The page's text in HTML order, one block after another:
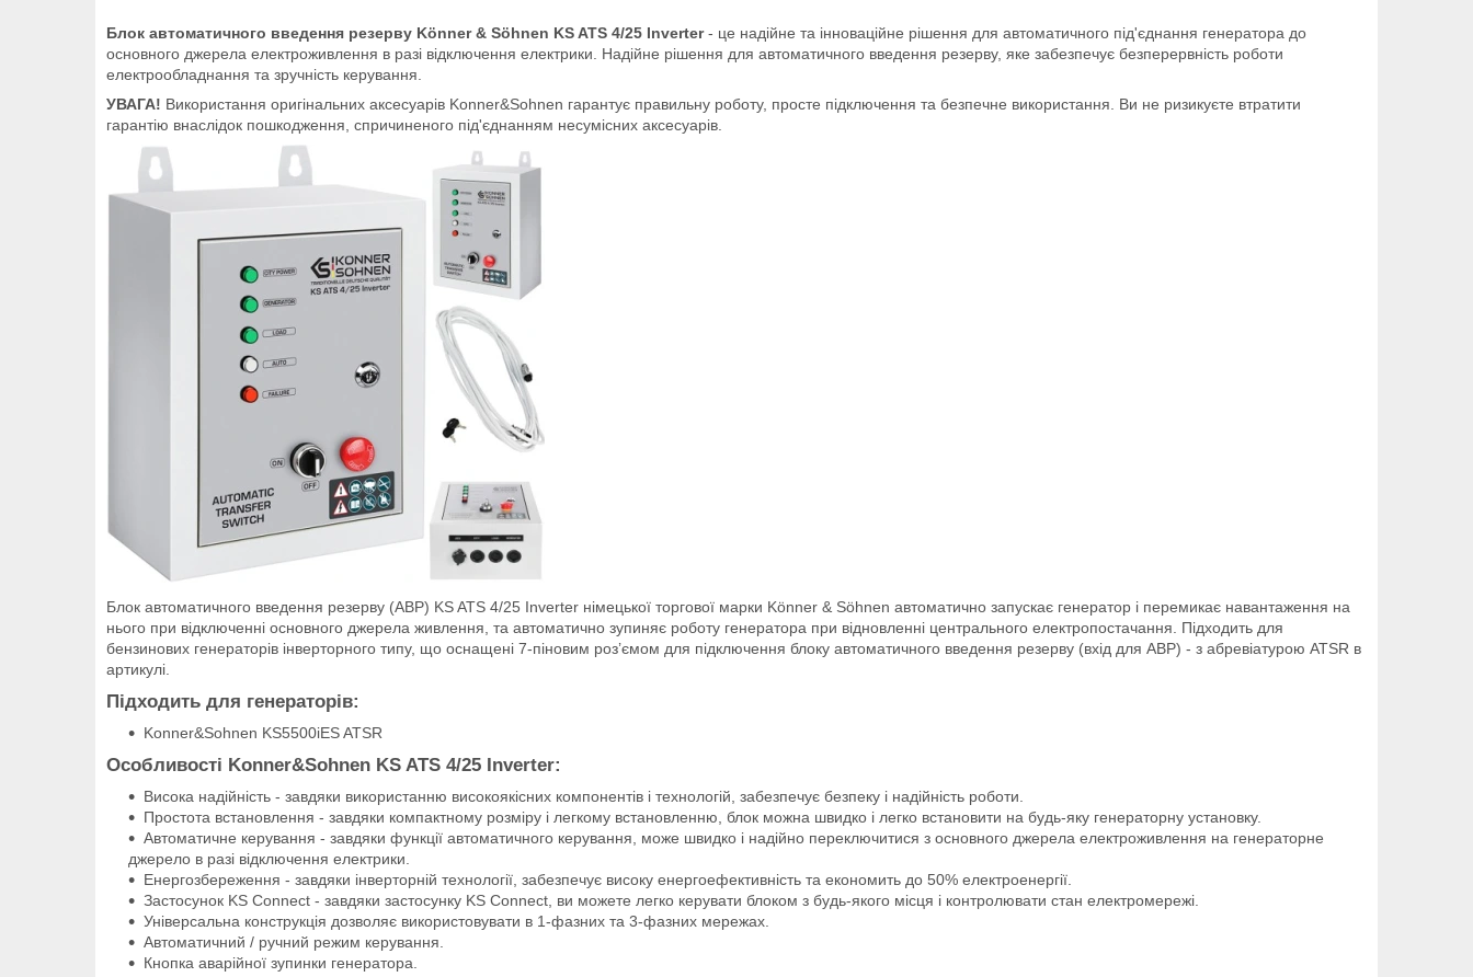
Блок автоматичного введення резерву Könner & Söhnen KS ATS 4/25 Inverter- це надійне та інноваційне рішення для автоматичного під'єднання генератора до
основного джерела електроживлення в разі відключення електрики. Надійне рішення для автоматичного введення резерву, яке забезпечує безперервність роботи
електрообладнання та зручність керування.
УВАГА! Використання оригінальних аксесуарів Konner&Sohnen гарантує правильну роботу, просте підключення та безпечне використання. Ви не ризикуєте втратити
гарантію внаслідок пошкодження, спричиненого під'єднанням несумісних аксесуарів.
Блок автоматичного введення резерву (AВР) KS ATS 4/25 Inverter німецької торгової марки Könner & Söhnen автоматично запускає генератор і перемикає навантаження на
нього при відключенні основного джерела живлення, та автоматично зупиняє роботу генератора при відновленні центрального електропостачання. Підходить для
бензинових генераторів інверторного типу, що оснащені 7-піновим роз’ємом для підключення блоку автоматичного введення резерву (вхід для АВР) - з абревіатурою ATSR в
артикулі.
Підходить для генераторів:
Konner&Sohnen KS5500iES ATSR
Особливості Konner&Sohnen KS ATS 4/25 Inverter:
Висока надійність - завдяки використанню високоякісних компонентів і технологій, забезпечує безпеку і надійність роботи.
Простота встановлення - завдяки компактному розміру і легкому встановленню, блок можна швидко і легко встановити на будь-яку генераторну установку.
Автоматичне керування - завдяки функції автоматичного керування, може швидко і надійно переключитися з основного джерела електроживлення на генераторне
джерело в разі відключення електрики.
Енергозбереження - завдяки інверторній технології, забезпечує високу енергоефективність та економить до 50% електроенергії.
Застосунок KS Connect - завдяки застосунку KS Connect, ви можете легко керувати блоком з будь-якого місця і контролювати стан електромережі.
Універсальна конструкція дозволяє використовувати в 1-фазних та 3-фазних мережах.
Автоматичний / ручний режим керування.
Кнопка аварійної зупинки генератора.